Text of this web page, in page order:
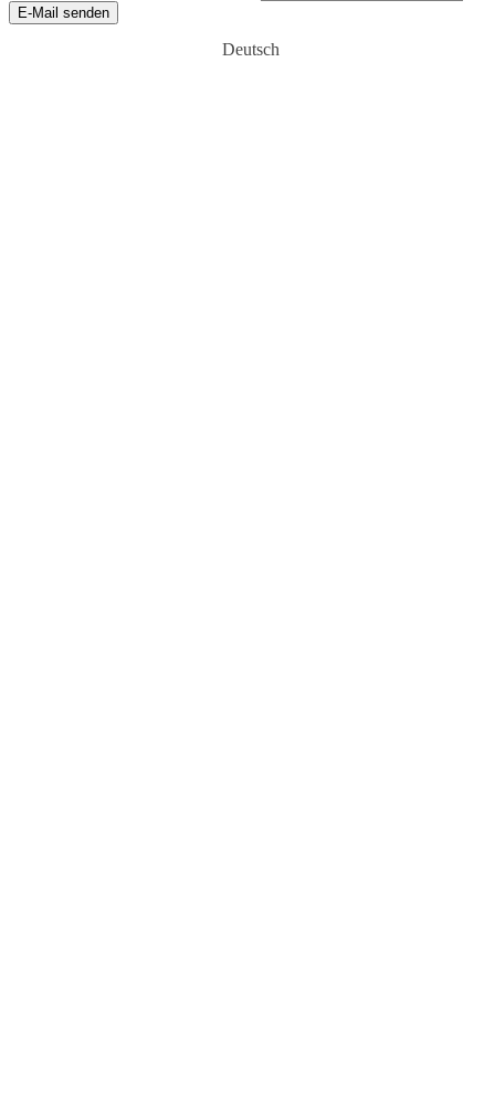
E-Mail senden
Deutsch